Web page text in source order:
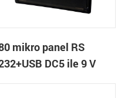
mikro panel RS
DC5 ile 9 V